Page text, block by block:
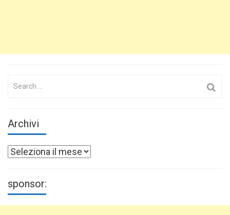
Search
Archivi
Archivi
sponsor: